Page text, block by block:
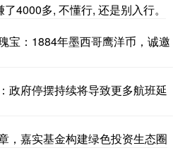
4000多, 不懂行, 还是别入行。
宝：1884年墨西哥鹰洋币，诚邀
政府停摆持续将导致更多航班延
，嘉实基金构建绿色投资生态圈